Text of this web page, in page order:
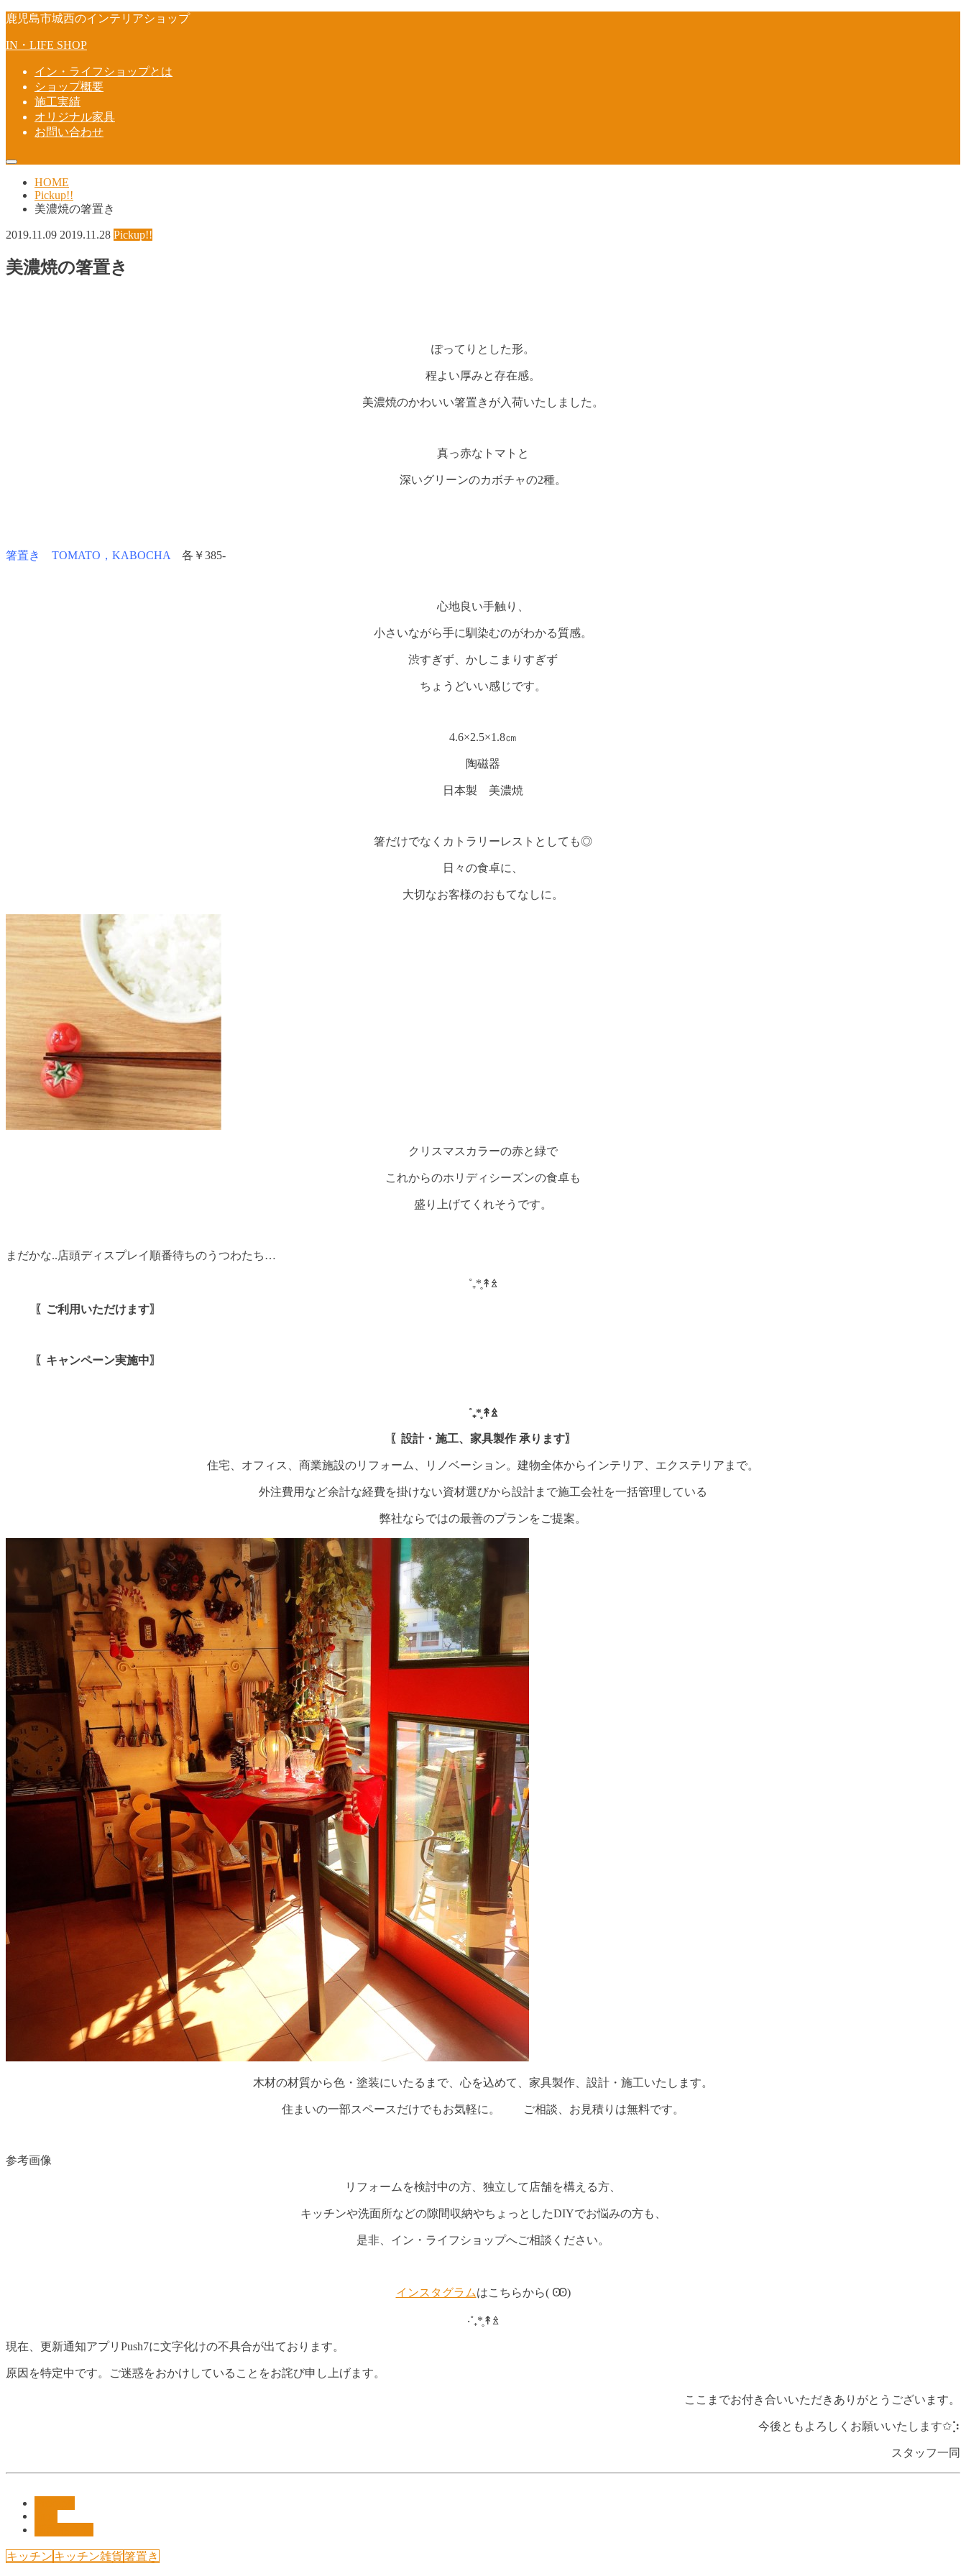
鹿児島市城西のインテリアショップ
IN・LIFE SHOP
イン・ライフショップとは
ショップ概要
施工実績
オリジナル家具
お問い合わせ
HOME
Pickup!!
美濃焼の箸置き
2019.11.09 2019.11.28 Pickup!!
美濃焼の箸置き
ぽってりとした形。
程よい厚みと存在感。
美濃焼のかわいい箸置きが入荷いたしました。
真っ赤なトマトと
深いグリーンのカボチャの2種。
箸置き TOMATO，KABOCHA 各￥385-
心地良い手触り、
小さいながら手に馴染むのがわかる質感。
渋すぎず、かしこまりすぎず
ちょうどいい感じです。
4.6×2.5×1.8㎝
陶磁器
日本製 美濃焼
箸だけでなくカトラリーレストとしても◎
日々の食卓に、
大切なお客様のおもてなしに。
クリスマスカラーの赤と緑で
これからのホリディシーズンの食卓も
盛り上げてくれそうです。
まだかな..店頭ディスプレイ順番待ちのうつわたち…
˚₊*̥↟ꊛ
〖ご利用いただけます〗
〖キャンペーン実施中〗
˚₊*̥↟ꊛ
〖設計・施工、家具製作 承ります〗
住宅、オフィス、商業施設のリフォーム、リノベーション。建物全体からインテリア、エクステリアまで。
外注費用など余計な経費を掛けない資材選びから設計まで施工会社を一括管理している
弊社ならではの最善のプランをご提案。
木材の材質から色・塗装にいたるまで、心を込めて、家具製作、設計・施工いたします。
住まいの一部スペースだけでもお気軽に。 ご相談、お見積りは無料です。
参考画像
リフォームを検討中の方、独立して店舗を構える方、
キッチンや洗面所などの隙間収納やちょっとしたDIYでお悩みの方も、
是非、イン・ライフショップへご相談ください。
インスタグラムはこちらから( Ꙭ)
‧˚₊*̥↟ꊛ
現在、更新通知アプリPush7に文字化けの不具合が出ております。
原因を特定中です。ご迷惑をおかけしていることをお詫び申し上げます。
ここまでお付き合いいただきありがとうございます。
今後ともよろしくお願いいたします✩︎⡱
スタッフ一同
キッチン キッチン雑貨箸置き